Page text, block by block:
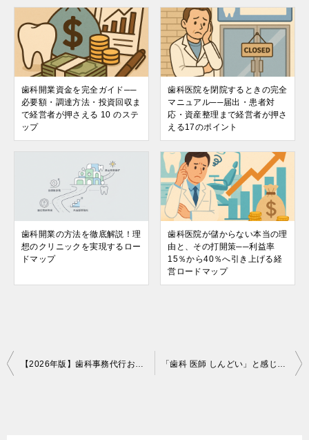
歯科開業資金を完全ガイド──
必要額・調達方法・投資回収ま
で経営者が押さえる 10 のステ
ップ
歯科医院を閉院するときの完全
マニュアル──届出・患者対
応・資産整理まで経営者が押さ
える17のポイント
歯科開業の方法を徹底解説！理
想のクリニックを実現するロー
ドマップ
歯科医院が儲からない本当の理
由と、その打開策──利益率
15％から40％へ引き上げる経
営ロードマップ
投
【2026年版】歯科事務代行おすすめ11選 – 費用相場や選び方の基準等を解説 「歯科 医師 しんどい」と感じるときに最初にやるべきこと